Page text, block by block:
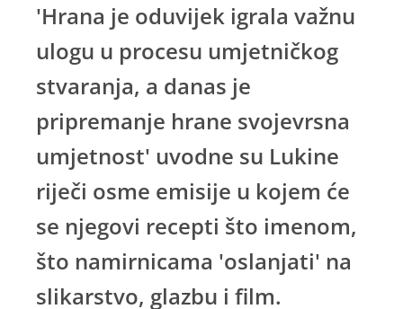
'Hrana je oduvijek igrala važnu
ulogu u procesu umjetničkog
stvaranja, a danas je
pripremanje hrane svojevrsna
umjetnost' uvodne su Lukine
riječi osme emisije u kojem će
se njegovi recepti što imenom,
što namirnicama 'oslanjati' na
slikarstvo, glazbu i film.